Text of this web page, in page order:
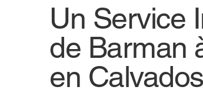
Un Service
de Barman
en Calvados